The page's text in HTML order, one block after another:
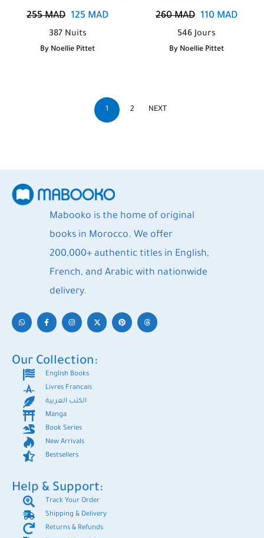
255MAD 125 MAD
387 Nuits
By Noellie Pittet
260MAD 110 MAD
546 Jours
By Noellie Pittet
1 2 NEXT
Mabooko is the home of original
books in Morocco. We offer
200,000+ authentic titles in English,
French, and Arabic with nationwide
delivery.
Our Collection:
English Books
Livres Francais
الكتب العربية
Manga
Book Series
New Arrivals
Bestsellers
Help & Support:
Track Your Order
Shipping & Delivery
Returns & Refunds